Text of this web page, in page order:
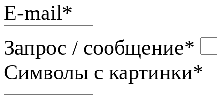
E-mail*
Запрос / сообщение*
Символы с картинки*